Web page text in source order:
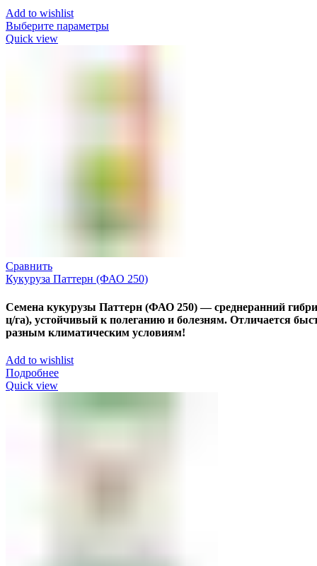
Add to wishlist
Выберите параметры
Quick view
Сравнить
Кукуруза Паттерн (ФАО 250)
Семена кукурузы Паттерн (ФАО 250) — среднеранний
ц/га), устойчивый к полеганию и болезням. Отличается
разным климатическим условиям!
Add to wishlist
Подробнее
Quick view